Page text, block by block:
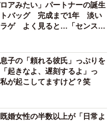
ロアみたい」パートナーの誕生
トバッグ 完成まで1年 淡い
ラゲ よく見ると…「センスす
息子の「頼れる彼氏」っぷりを
起きなよ、遅刻するよ」っ
が起こしてますけど？笑
既婚女性の半数以上が「日常よ